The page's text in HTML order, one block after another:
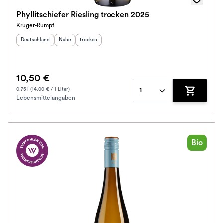
Phyllitschiefer Riesling trocken 2025
Kruger-Rumpf
Herkunftsland
Deutschland Herkunftsregion:
Nahe Geschmack
trocken
10,50 €
0.75 l (14.00 € / 1 Liter)
Lebensmittelangaben
1
Zum
Bio